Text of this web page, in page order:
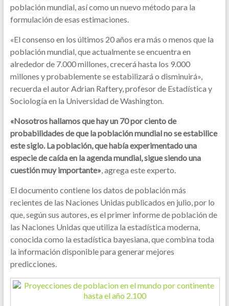
población mundial, así como un nuevo método para la
formulación de esas estimaciones.
«El consenso en los últimos 20 años era más o menos que la
población mundial, que actualmente se encuentra en
alrededor de 7.000 millones, crecerá hasta los 9.000
millones y probablemente se estabilizará o disminuirá»,
recuerda el autor Adrian Raftery, profesor de Estadística y
Sociología en la Universidad de Washington.
«Nosotros hallamos que hay un 70 por ciento de
probabilidades de que la población mundial no se estabilice
este siglo. La población, que había experimentado una
especie de caída en la agenda mundial, sigue siendo una
cuestión muy importante» , agrega este experto.
El documento contiene los datos de población más
recientes de las Naciones Unidas publicados en julio, por lo
que, según sus autores, es el primer informe de población de
las Naciones Unidas que utiliza la estadística moderna,
conocida como la estadística bayesiana, que combina toda
la información disponible para generar mejores
predicciones.